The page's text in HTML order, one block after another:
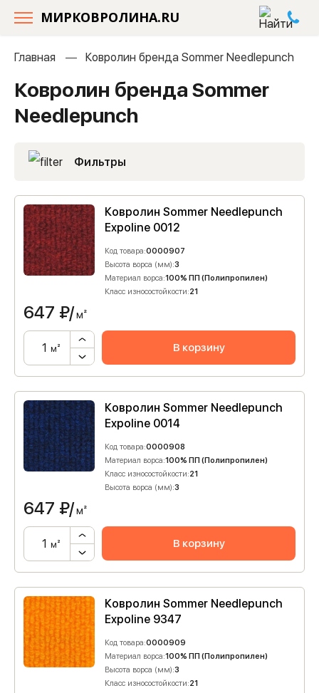
МИРКОВРОЛИНА.RU
Главная Ковролин бренда Sommer Needlepunch
Ковролин бренда Sommer
Needlepunch
Фильтры
Ковролин Sommer Needlepunch
Expoline 0012
Код товара:0000907
Высота ворса (мм):3
Материал ворса:100% ПП (Полипропилен)
Класс износостойкости:21
647 ₽/м²
м² В корзину
Ковролин Sommer Needlepunch
Expoline 0014
Код товара:0000908
Материал ворса:100% ПП (Полипропилен)
Класс износостойкости:21
Высота ворса (мм):3
647 ₽/м²
м² В корзину
Ковролин Sommer Needlepunch
Expoline 9347
Код товара:0000909
Материал ворса:100% ПП (Полипропилен)
Высота ворса (мм):3
Класс износостойкости:21